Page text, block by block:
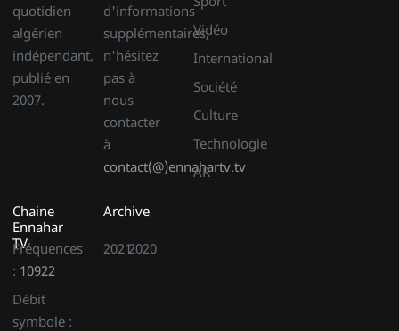
quotidien
algérien
indépendant,
publié en
2007.
d'informations
supplémentaires,
n'hésitez
pas à
nous
contacter
à
contact(@)ennahartv.tv
Chaine
Ennahar
TV
Fréquences
: 10922
Débit
symbole :
Archive
20212020
Vidéo
International
Société
Culture
Technologie
AR